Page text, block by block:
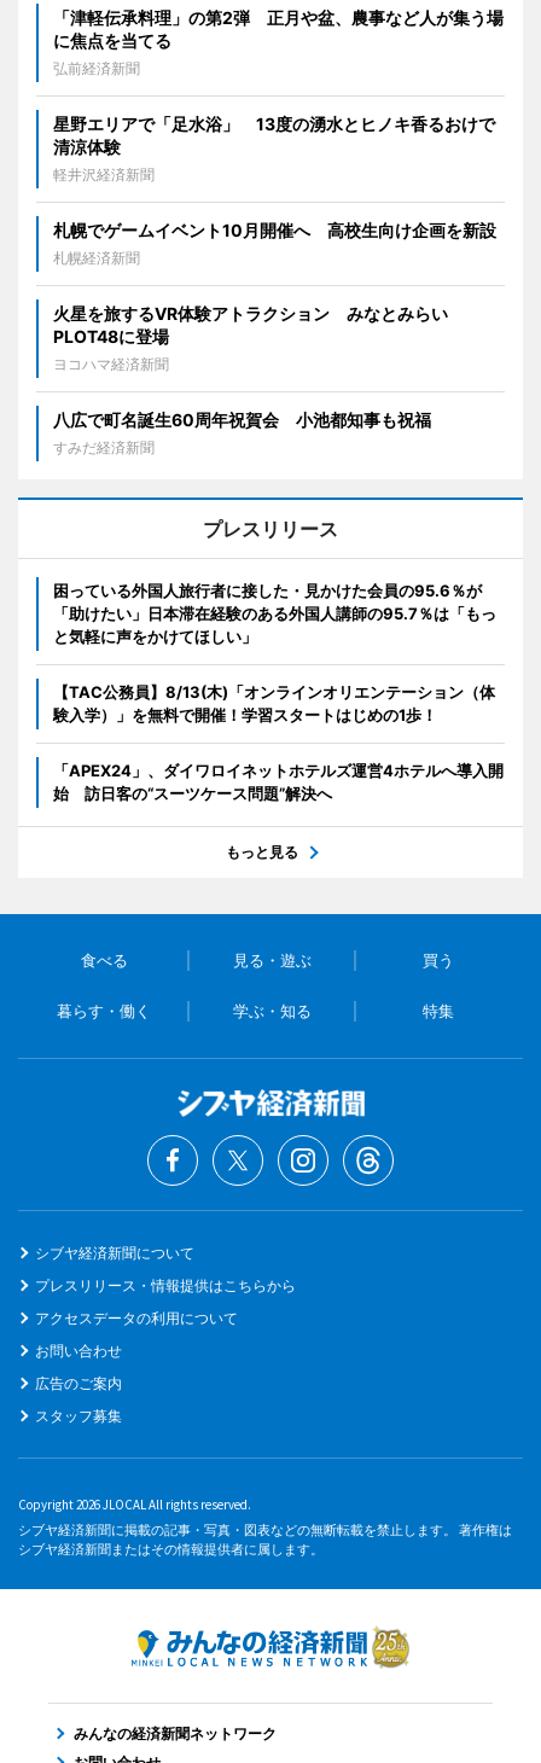
「津軽伝承料理」の第2弾 正月や盆、農事など人が集う場
に焦点を当てる
弘前経済新聞
星野エリアで「足水浴」 13度の湧水とヒノキ香るおけで
清涼体験
軽井沢経済新聞
札幌でゲームイベント10月開催へ 高校生向け企画を新設
札幌経済新聞
火星を旅するVR体験アトラクション みなとみらい
PLOT48に登場
ヨコハマ経済新聞
八広で町名誕生60周年祝賀会 小池都知事も祝福
すみだ経済新聞
プレスリリース
困っている外国人旅行者に接した・見かけた会員の95.6％が
「助けたい」日本滞在経験のある外国人講師の95.7％は「もっ
と気軽に声をかけてほしい」
【TAC公務員】8/13(木)「オンラインオリエンテーション（体
験入学）」を無料で開催！学習スタートはじめの1歩！
「APEX24」、ダイワロイネットホテルズ運営4ホテルへ導入開
始 訪日客の“スーツケース問題”解決へ
もっと見る
食べる 見る・遊ぶ 買う
暮らす・働く 学ぶ・知る 特集
シブヤ経済新聞について
プレスリリース・情報提供はこちらから
アクセスデータの利用について
お問い合わせ
広告のご案内
スタッフ募集
Copyright 2026 JLOCAL All rights reserved.
シブヤ経済新聞に掲載の記事・写真・図表などの無断転載を禁止します。 著作権は
シブヤ経済新聞またはその情報提供者に属します。
みんなの経済新聞ネットワーク